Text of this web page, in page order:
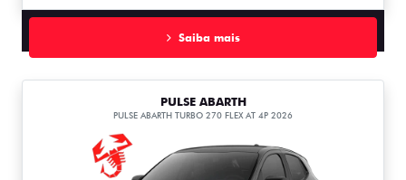
Saiba mais
PULSE ABARTH
PULSE ABARTH TURBO 270 FLEX AT 4P 2026